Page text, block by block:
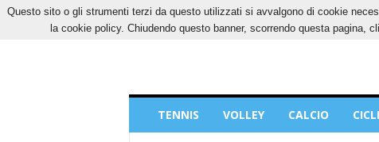
VENERDÌ, 7 AGOSTO 2026 CONTATTI COOKIES
Sport
TENNIS VOLLEY CALCIO
Questo sito o gli strumenti terzi da questo utilizzati si avvalgono di cookie
la cookie policy. Chiudendo questo banner, scorrendo questa